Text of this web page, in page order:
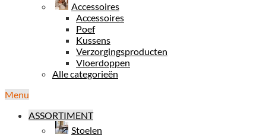
Accessoires
Accessoires
Poef
Kussens
Verzorgingsproducten
Vloerdoppen
Alle categorieën
Menu
ASSORTIMENT
Stoelen